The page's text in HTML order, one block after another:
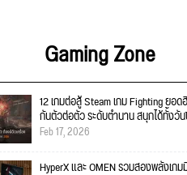
Gaming Zone
12 เกมต่อสู้ Steam เกม Fighting ยอ
กันตัวต่อตัว ระดับตำนาน สนุกได้ทั้งวั
Feb 17, 2026
HyperX และ OMEN รวมสองพลังเก